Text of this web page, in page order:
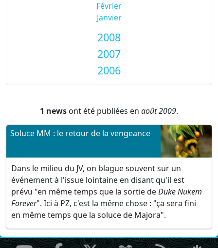
Février
Janvier
2008
2007
2006
1 news ont été publiées en août 2009.
Soluce MM : le retour de la vengeance
Dans le milieu du JV, on blague souvent sur un
événement à l'issue lointaine en disant qu'il est
prévu "en même temps que la sortie deDuke Nukem
Forever". Ici à PZ, c'est la même chose : "ça sera fini
en même temps que la soluce de Majora".